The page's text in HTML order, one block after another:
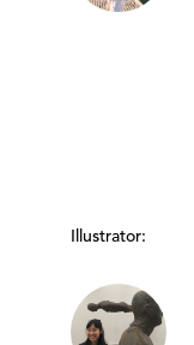
Illustrator: